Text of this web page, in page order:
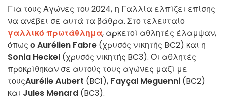
Για τους Αγώνες του 2024, η Γαλλία ελπίζει επίσης
να ανέβει σε αυτά τα βάθρα. Στο τελευταίο
γαλλικό πρωτάθλημα, αρκετοί αθλητές έλαμψαν,
όπως ο Aurélien Fabre (χρυσός νικητής BC2) και η
Sonia Heckel (χρυσός νικητής BC3). Οι αθλητές
προκρίθηκαν σε αυτούς τους αγώνες μαζί με
τουςAurélie Aubert (BC1), Fayçal Meguenni (BC2)
και Jules Menard (BC3).